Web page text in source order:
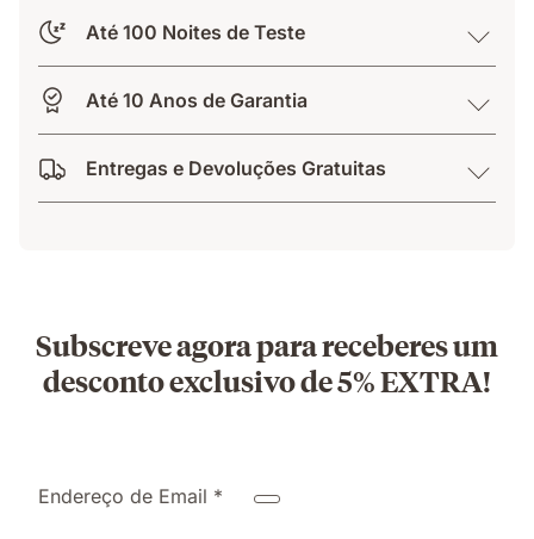
Até 100 Noites de Teste
Até 10 Anos de Garantia
Entregas e Devoluções Gratuitas
Subscreve agora para receberes um
desconto exclusivo de 5% EXTRA!
Endereço de Email *